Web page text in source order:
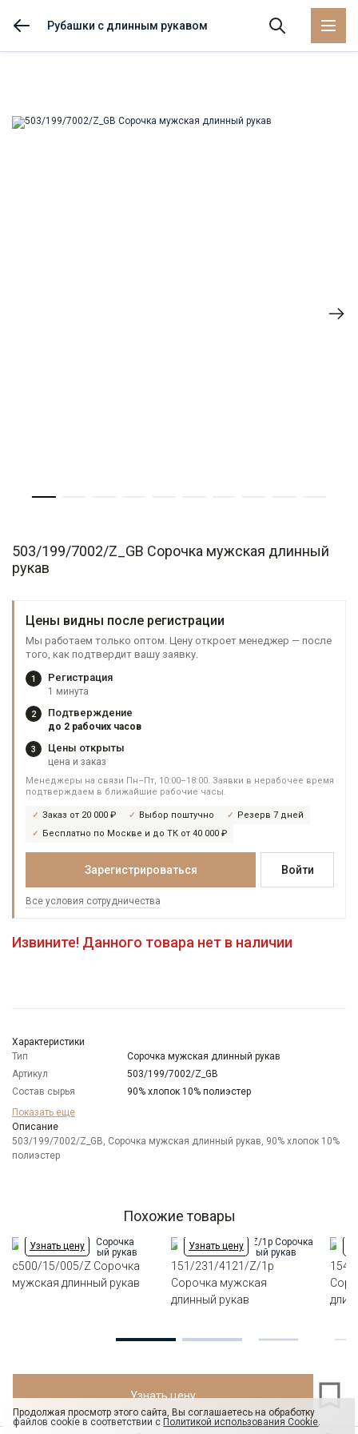
Рубашки с длинным рукавом
503/199/7002/Z_GB Сорочка мужская длинный
рукав
Цены видны после регистрации
Мы работаем только оптом. Цену откроет менеджер — после
того, как подтвердит вашу заявку.
1 Регистрация
1 минута
2 Подтверждение
до 2 рабочих часов
3 Цены открыты
цена и заказ
Менеджеры на связи Пн–Пт, 10:00–18:00. Заявки в нерабочее время
подтверждаем в ближайшие рабочие часы.
Заказ от 20 000 ₽ Выбор поштучно
Резерв 7 дней
Бесплатно по Москве и до ТК от 40 000 ₽
Зарегистрироваться Войти
Все условия сотрудничества
Извините! Данного товара нет в наличии
Характеристики
Тип
Сорочка мужская длинный рукав
Артикул
503/199/7002/Z_GB
Состав сырья
90% хлопок 10% полиэстер
Бренд
Модель
Цвет
Бежевый
Ворот
отсутствует
Показать еще
Описание
503/199/7002/Z_GB, Сорочка мужская длинный рукав, 90% хлопок 10%
полиэстер
Похожие товары
Узнать цену
c500/15/005/Z Сорочка
мужская длинный рукав
Узнать цену
151/231/4121/Z/1p
Сорочка мужская
длинный рукав
154/
Узнать цену
Продолжая просмотр этого сайта, Вы соглашаетесь на обработку
файлов cookie в соответствии с Политикой использования Cookie.